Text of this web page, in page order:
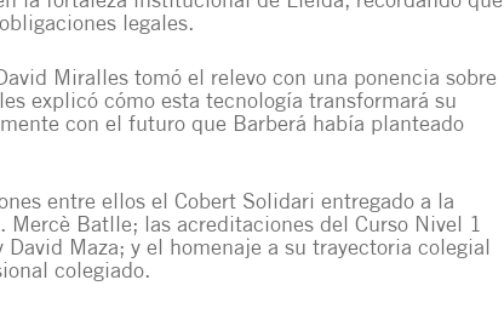
legales.
Miralles tomó el relevo con una ponencia sobre
explicó cómo esta tecnología transformará su
con el futuro que Barberá había planteado
entre ellos el Cobert Solidari entregado a la
Batlle; las acreditaciones del Curso Nivel 1
Maza; y el homenaje a su trayectoria colegial
colegiado.